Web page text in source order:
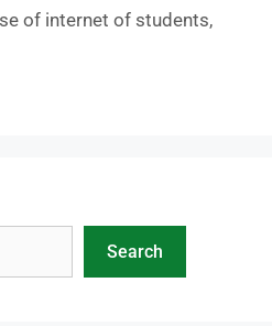
of internet of students,
Search